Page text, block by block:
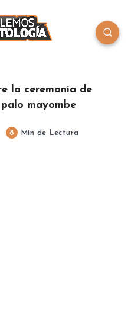
la ceremonia de
mayombe
8 Min de Lectura